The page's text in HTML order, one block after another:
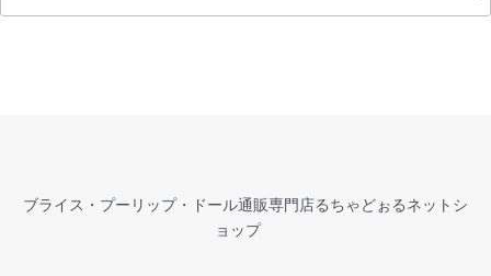
ブライス・プーリップ・ドール通販専門店るちゃどぉるネットシ
ョップ